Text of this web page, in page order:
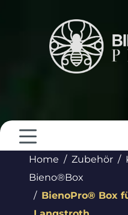
Home Zubehör
Bieno®Box
BienoPro® Box